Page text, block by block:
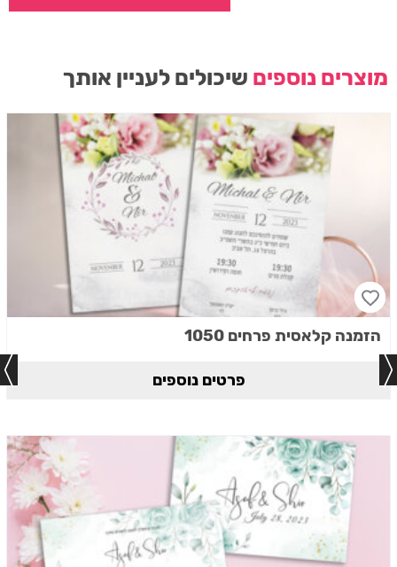
מוצרים נוספים שיכולים לעניין אותך
הזמנה קלאסית פרחים 1050
פרטים נוספים